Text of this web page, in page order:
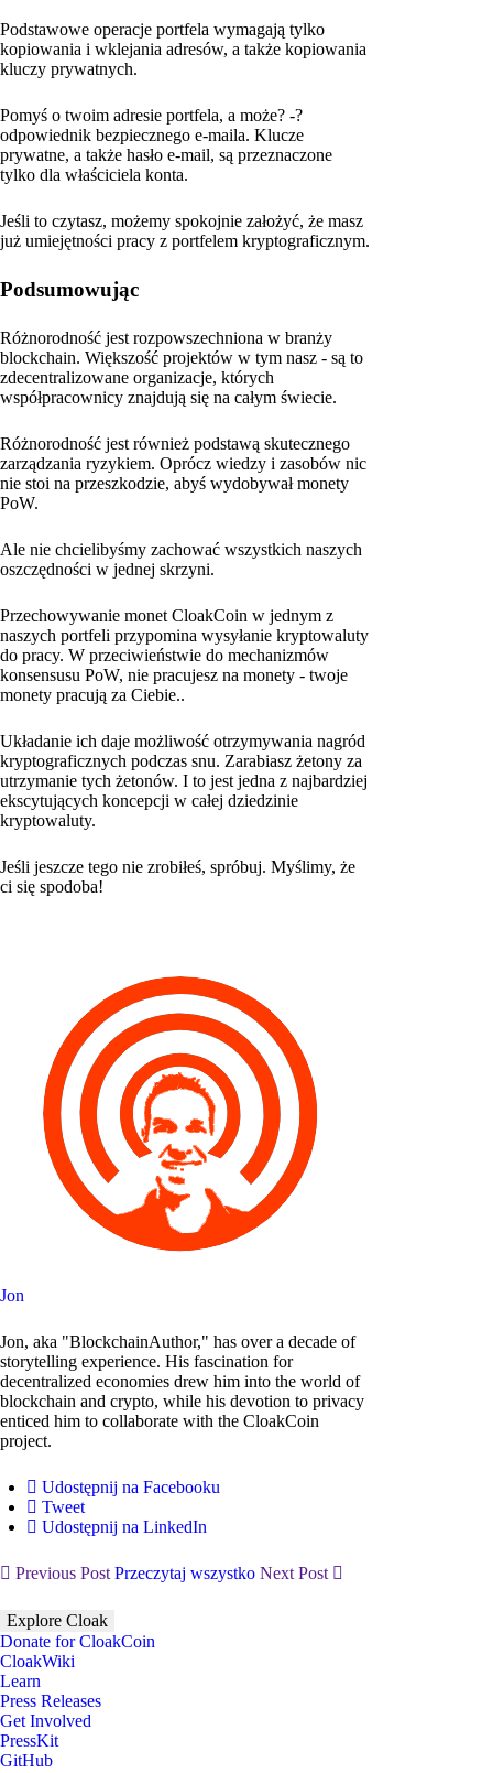
Podstawowe operacje portfela wymagają tylko
kopiowania i wklejania adresów, a także kopiowania
kluczy prywatnych.
Pomyś o twoim adresie portfela, a może? -?
odpowiednik bezpiecznego e-maila. Klucze
prywatne, a także hasło e-mail, są przeznaczone
tylko dla właściciela konta.
Jeśli to czytasz, możemy spokojnie założyć, że masz
już umiejętności pracy z portfelem kryptograficznym.
Podsumowując
Różnorodność jest rozpowszechniona w branży
blockchain. Większość projektów w tym nasz - są to
zdecentralizowane organizacje, których
współpracownicy znajdują się na całym świecie.
Różnorodność jest również podstawą skutecznego
zarządzania ryzykiem. Oprócz wiedzy i zasobów nic
nie stoi na przeszkodzie, abyś wydobywał monety
PoW.
Ale nie chcielibyśmy zachować wszystkich naszych
oszczędności w jednej skrzyni.
Przechowywanie monet CloakCoin w jednym z
naszych portfeli przypomina wysyłanie kryptowaluty
do pracy. W przeciwieństwie do mechanizmów
konsensusu PoW, nie pracujesz na monety - twoje
monety pracują za Ciebie..
Układanie ich daje możliwość otrzymywania nagród
kryptograficznych podczas snu. Zarabiasz żetony za
utrzymanie tych żetonów. I to jest jedna z najbardziej
ekscytujących koncepcji w całej dziedzinie
kryptowaluty.
Jeśli jeszcze tego nie zrobiłeś, spróbuj. Myślimy, że
ci się spodoba!
Jon
Jon, aka "BlockchainAuthor," has over a decade of
storytelling experience. His fascination for
decentralized economies drew him into the world of
blockchain and crypto, while his devotion to privacy
enticed him to collaborate with the CloakCoin
project.
Udostępnij na Facebooku
Tweet
Udostępnij na LinkedIn
Previous Post Przeczytaj wszystko Next Post
Explore Cloak
Donate for CloakCoin
CloakWiki
Learn
Press Releases
Get Involved
PressKit
GitHub